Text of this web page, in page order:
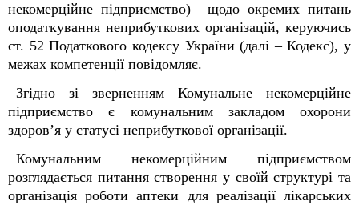
некомерційне підприємство) щодо окремих питань
оподаткування неприбуткових організацій, керуючись
ст. 52 Податкового кодексу України (далі – Кодекс), у
межах компетенції повідомляє.
Згідно зі зверненням Комунальне некомерційне
підприємство є комунальним закладом охорони
здоров’я у статусі неприбуткової організації.
Комунальним некомерційним підприємством
розглядається питання створення у своїй структурі та
організація роботи аптеки для реалізації лікарських